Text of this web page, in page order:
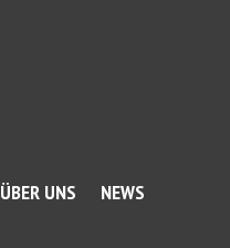
ÜBER UNS NEWS